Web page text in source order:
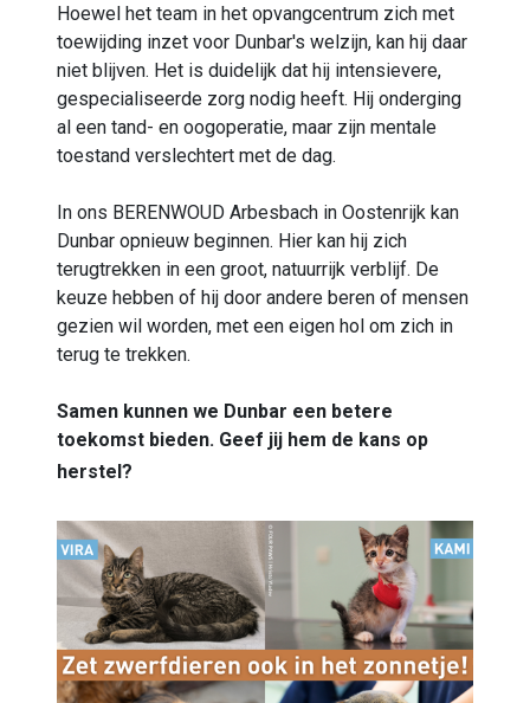
Hoewel het team in het opvangcentrum zich met
toewijding inzet voor Dunbar's welzijn, kan hij daar
niet blijven. Het is duidelijk dat hij intensievere,
gespecialiseerde zorg nodig heeft. Hij onderging
al een tand- en oogoperatie, maar zijn mentale
toestand verslechtert met de dag.
In ons BERENWOUD Arbesbach in Oostenrijk kan
Dunbar opnieuw beginnen. Hier kan hij zich
terugtrekken in een groot, natuurrijk verblijf. De
keuze hebben of hij door andere beren of mensen
gezien wil worden, met een eigen hol om zich in
terug te trekken.
Samen kunnen we Dunbar een betere
toekomst bieden. Geef jij hem de kans op
herstel?